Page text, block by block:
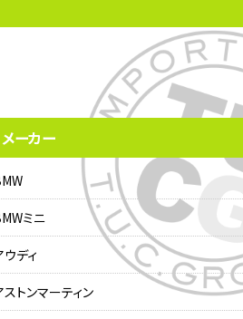
メーカー
ミニ
ウディ
ストンマーティン